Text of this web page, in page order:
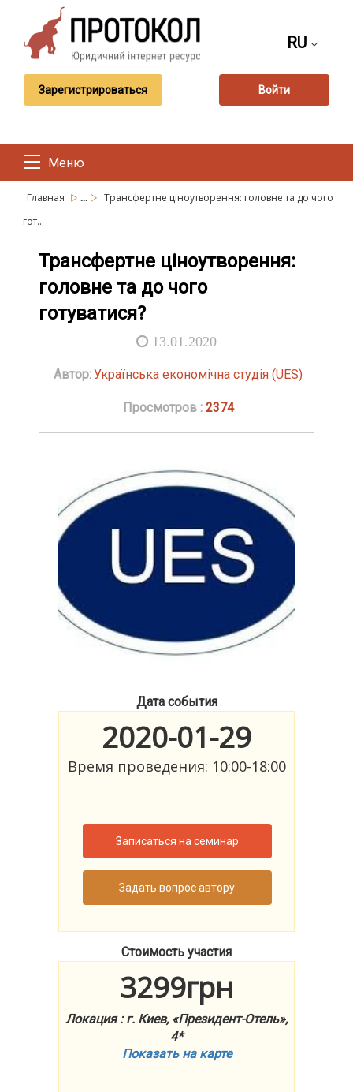
RU
Зарегистрироваться Войти
Меню
Главная ...
Трансфертне ціноутворення: головне та до чого
гот...
Трансфертне ціноутворення:
головне та до чого
готуватися?
13.01.2020
Автор:Українська економічна студія (UES)
Просмотров : 2374
Дата события
2020-01-29
Время проведения: 10:00-18:00
Записаться на семинар
Задать вопрос автору
Стоимость участия
3299грн
Локация : г. Киев, «Президент-Отель»,
4*
Показать на карте